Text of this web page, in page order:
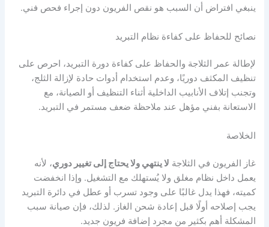
ينبغي افتراض أن السبب هو نقص الفريون دون إجراء فحص فني.
نصائح للحفاظ على كفاءة نظام التبريد
لإطالة عمر الثلاجة والحفاظ على كفاءة دورة التبريد، احرص على
تنظيف المكثف دوريًا، وعدم استخدام أدوات حادة لإزالة الثلج،
وتجنب إتلاف الأنابيب الداخلية أثناء التنظيف أو الصيانة، مع
الاستعانة بفني مؤهل عند ملاحظة ضعف مستمر في التبريد.
الخلاصة
غاز الفريون في الثلاجة لا ينتهي ولا يحتاج إلى تغيير دوري، لأنه
يعمل داخل نظام مغلق ولا يُستهلك مع التشغيل. وإذا انخفضت
كميته، فهذا يدل غالبًا على وجود تسرب أو عطل في دائرة التبريد
يجب إصلاحه أولًا قبل إعادة شحن الغاز. لذلك، فإن صيانة سبب
المشكلة أهم بكثير من مجرد إضافة فريون جديد.